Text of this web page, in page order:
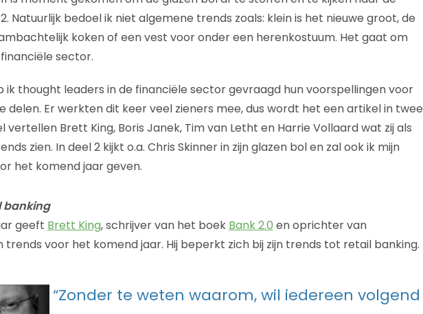
Natuurlijk bedoel ik niet algemene trends zoals: klein is het nieuwe groot, de
koken of een vest voor onder een herenkostuum. Het gaat om
sector.
ik thought leaders in de financiële sector gevraagd hun voorspellingen voor
delen. Er werkten dit keer veel zieners mee, dus wordt het een artikel in twee
vertellen Brett King, Boris Janek, Tim van Letht en Harrie Vollaard wat zij als
zien. In deel 2 kijkt o.a. Chris Skinner in zijn glazen bol en zal ook ik mijn
het komend jaar geven.
banking
geeft Brett King, schrijver van het boek Bank 2.0 en oprichter van
trends voor het komend jaar. Hij beperkt zich bij zijn trends tot retail banking.
“Zonder te weten waarom, wil iedereen volgend